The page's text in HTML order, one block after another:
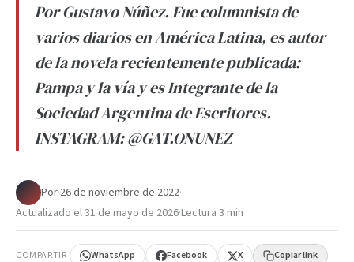
Por Gustavo Núñez. Fue columnista de
varios diarios en América Latina, es autor
de la novela recientemente publicada:
Pampa y la vía y es Integrante de la
Sociedad Argentina de Escritores.
INSTAGRAM: @GAT.ONUNEZ
Por·26 de noviembre de 2022·
Actualizado el31 de mayo de 2026·Lectura 3 min
COMPARTIR WhatsApp Facebook X Copiar link